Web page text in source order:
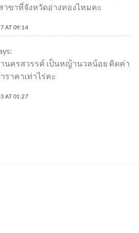
าขาที่จังหวัดอ่างทองไหมคะ
AT 09:14
นครสวรรค์ เป็นหญ้านวลน้อย คิดค่า
าคาเท่าไร่คะ
AT 01:27